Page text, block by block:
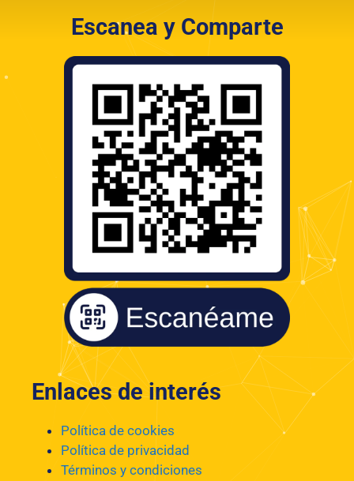
Escanea y Comparte
Enlaces de interés
Política de cookies
Política de privacidad
Términos y condiciones